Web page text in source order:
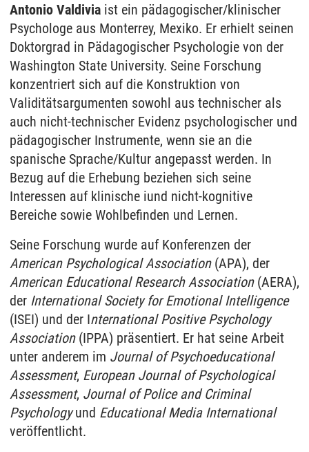
Antonio Valdivia ist ein pädagogischer/klinischer
Psychologe aus Monterrey, Mexiko. Er erhielt seinen
Doktorgrad in Pädagogischer Psychologie von der
Washington State University. Seine Forschung
konzentriert sich auf die Konstruktion von
Validitätsargumenten sowohl aus technischer als
auch nicht-technischer Evidenz psychologischer und
pädagogischer Instrumente, wenn sie an die
spanische Sprache/Kultur angepasst werden. In
Bezug auf die Erhebung beziehen sich seine
Interessen auf klinische iund nicht-kognitive
Bereiche sowie Wohlbefinden und Lernen.
Seine Forschung wurde auf Konferenzen der
American Psychological Association(APA), der
American Educational Research Association(AERA),
der International Society for Emotional Intelligence
(ISEI) und der International Positive Psychology
Association(IPPA) präsentiert. Er hat seine Arbeit
unter anderem im Journal of Psychoeducational
Assessment, European Journal of Psychological
Assessment, Journal of Police and Criminal
Psychologyund Educational Media International
veröffentlicht.